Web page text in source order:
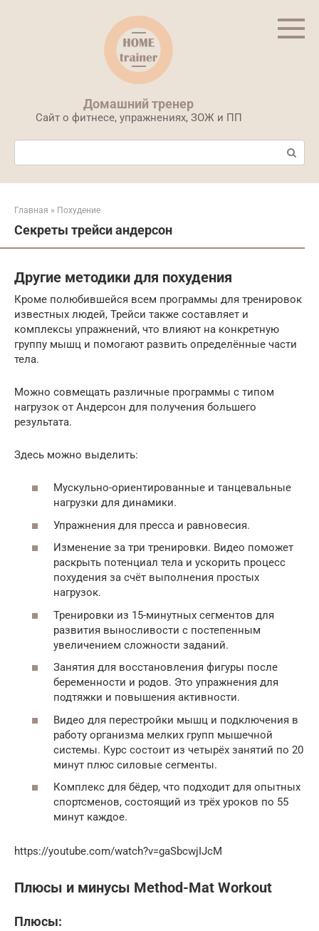
Домашний тренер
Сайт о фитнесе, упражнениях, ЗОЖ и ПП
Поиск:
Главная » Похудение
Секреты трейси андерсон
Другие методики для похудения
Кроме полюбившейся всем программы для тренировок
известных людей, Трейси также составляет и
комплексы упражнений, что влияют на конкретную
группу мышц и помогают развить определённые части
тела.
Можно совмещать различные программы с типом
нагрузок от Андерсон для получения большего
результата.
Здесь можно выделить:
Мускульно-ориентированные и танцевальные
нагрузки для динамики.
Упражнения для пресса и равновесия.
Изменение за три тренировки. Видео поможет
раскрыть потенциал тела и ускорить процесс
похудения за счёт выполнения простых
нагрузок.
Тренировки из 15-минутных сегментов для
развития выносливости с постепенным
увеличением сложности заданий.
Занятия для восстановления фигуры после
беременности и родов. Это упражнения для
подтяжки и повышения активности.
Видео для перестройки мышц и подключения в
работу организма мелких групп мышечной
системы. Курс состоит из четырёх занятий по 20
минут плюс силовые сегменты.
Комплекс для бёдер, что подходит для опытных
спортсменов, состоящий из трёх уроков по 55
минут каждое.
https://youtube.com/watch?v=gaSbcwjIJcM
Плюсы и минусы Method-Mat Workout
Плюсы: